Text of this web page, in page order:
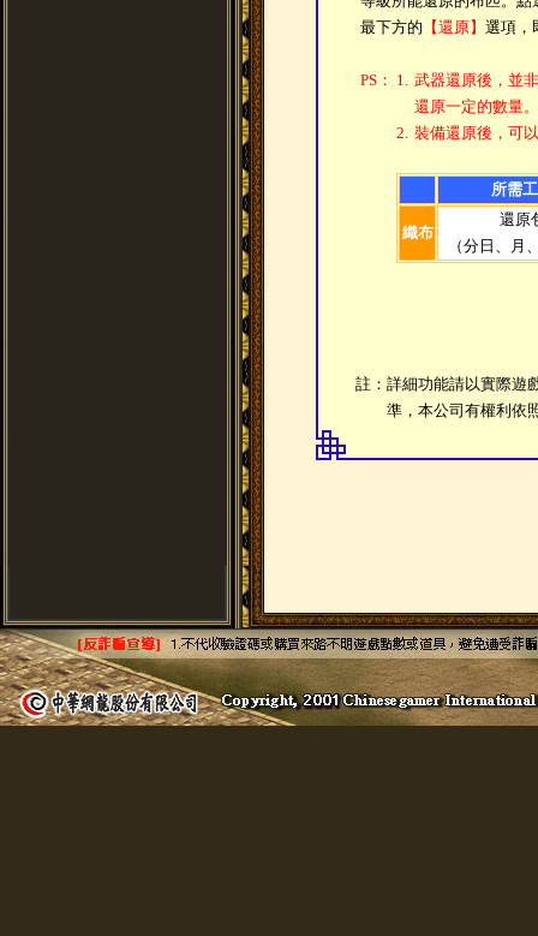
最下方的 【還原】 選項，
PS： 1. 武器還原後，並
還原一定的數量。
2. 裝備還原後，可
所需
織布
還原
（分日、月
註：詳細功能請以實際遊
準，本公司有權利依